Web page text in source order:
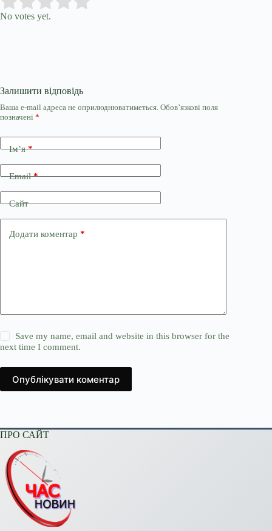
Rate this item:
No votes yet.
Залишити відповідь
Ваша e-mail адреса не оприлюднюватиметься. Обов’язкові поля
позначені *
Ім’я*
Email*
Сайт
Додати коментар *
Save my name, email and website in this browser for the
next time I comment.
Опублікувати коментар
ПРО САЙТ